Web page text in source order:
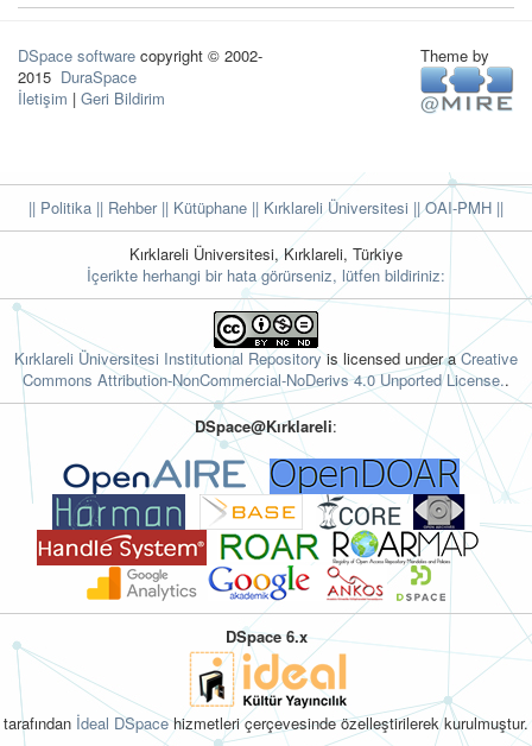
DSpace software copyright © 2002-
2015 DuraSpace
İletişim | Geri Bildirim
Theme by
|| Politika || Rehber|| Kütüphane || Kırklareli Üniversitesi ||OAI-PMH ||
Kırklareli Üniversitesi, Kırklareli, Türkiye
İçerikte herhangi bir hata görürseniz, lütfen bildiriniz:
Kırklareli Üniversitesi Institutional Repository is licensed under aCreative
Commons Attribution-NonCommercial-NoDerivs 4.0 Unported License..
DSpace@Kırklareli:
DSpace 6.x
tarafından İdeal DSpacehizmetleri çerçevesinde özelleştirilerek kurulmuştur.